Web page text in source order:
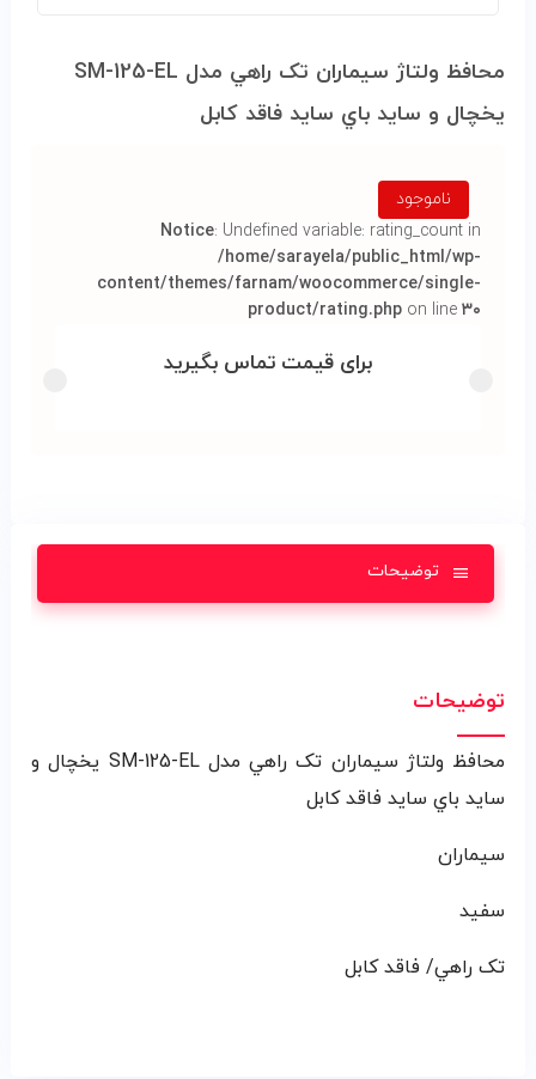
محافظ ولتاژ سيماران تک راهي مدل SM-125-EL
يخچال و سايد باي سايد فاقد کابل
ناموجود
Notice: Undefined variable: rating_count in
/home/sarayela/public_html/wp-
content/themes/farnam/woocommerce/single-
product/rating.php on line۳۰
برای قیمت تماس بگیرید
توضیحات
توضیحات
محافظ ولتاژ سيماران تک راهي مدل SM-125-EL يخچال و
سايد باي سايد فاقد کابل
سيماران
سفيد
تک راهي/ فاقد کابل